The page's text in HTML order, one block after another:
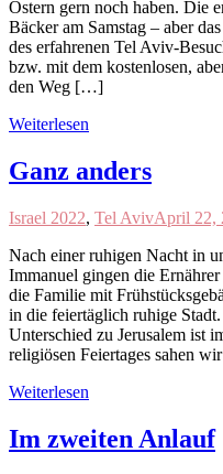
Ostern gern noch haben. Die
Bäcker am Samstag – aber
des erfahrenen Tel Aviv-
bzw. mit dem kostenlosen,
den Weg […]
Weiterlesen
Ganz anders
Israel 2022, Tel AvivApril 22,
Nach einer ruhigen Nacht in
Immanuel gingen die
die Familie mit
in die feiertäglich ruhige
Unterschied zu Jerusalem ist
religiösen Feiertages sahen
Weiterlesen
Im zweiten Anlauf